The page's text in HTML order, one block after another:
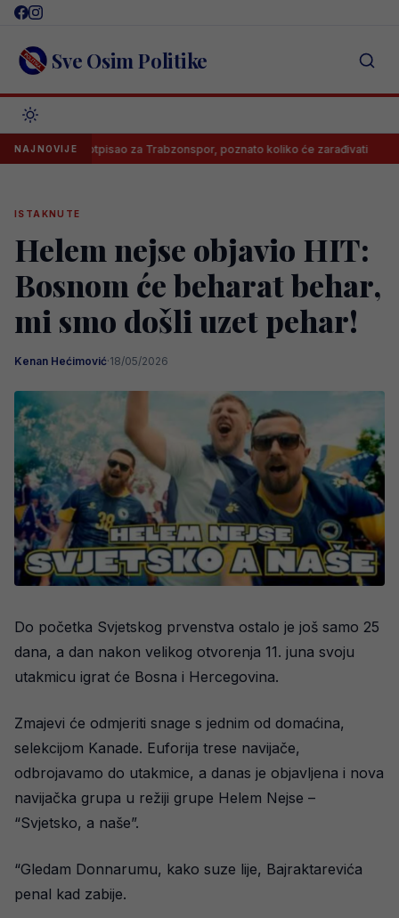
Skip
content Sve Osim Politike
NAJNOVIJE
Salah potpisao za Trabzonspor, poznato koliko će zarađivati
ISTAKNUTE
Helem nejse objavio HIT:
Bosnom će beharat behar,
mi smo došli uzet pehar!
Kenan Hećimović·18/05/2026
Do početka Svjetskog prvenstva ostalo je još samo 25
dana, a dan nakon velikog otvorenja 11. juna svoju
utakmicu igrat će Bosna i Hercegovina.
Zmajevi će odmjeriti snage s jednim od domaćina,
selekcijom Kanade. Euforija trese navijače,
odbrojavamo do utakmice, a danas je objavljena i nova
navijačka grupa u režiji grupe Helem Nejse –
“Svjetsko, a naše”.
“Gledam Donnarumu, kako suze lije, Bajraktarevića
penal kad zabije.